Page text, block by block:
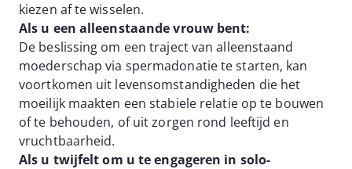
kiezen af te wisselen.
Als u een alleenstaande vrouw bent:
De beslissing om een traject van alleenstaand
moederschap via spermadonatie te starten, kan
voortkomen uit levensomstandigheden die het
moeilijk maakten een stabiele relatie op te bouwen
of te behouden, of uit zorgen rond leeftijd en
vruchtbaarheid.
Als u twijfelt om u te engageren in solo-